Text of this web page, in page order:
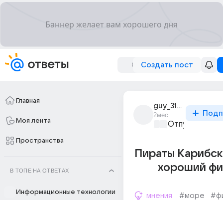
Создать пост
Главная
Моя лента
Пространства
В ТОПЕ НА ОТВЕТАХ
Информационные технологии
guy_3102
2мес
Отпуск мечты
Пираты
хороший
мнения #море